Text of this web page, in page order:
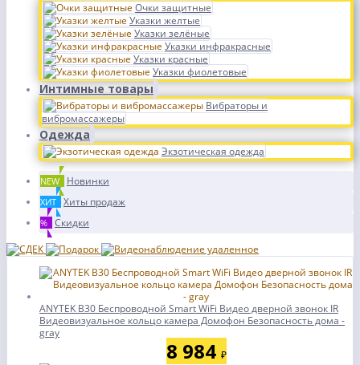
Очки защитные
Указки желтые
Указки зелёные
Указки инфракрасные
Указки красные
Указки фиолетовые
Интимные товары
Вибраторы и
вибромассажеры
Одежда
Экзотическая одежда
NEW Новинки
ХИТ Хиты продаж
% Скидки
ANYTEK B30 Беспроводной Smart WiFi Видео дверной звонок IR
Видеовизуальное кольцо камера Домофон Безопасность дома -
gray
8 984 ₽